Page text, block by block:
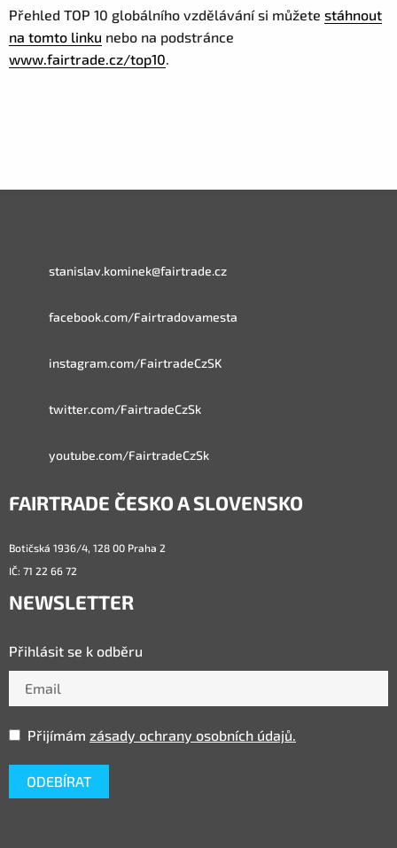
Přehled TOP 10 globálního vzdělávání si můžete stáhnout
na tomto linku nebo na podstránce
www.fairtrade.cz/top10.
stanislav.kominek@fairtrade.cz
facebook.com/Fairtradovamesta
instagram.com/FairtradeCzSK
twitter.com/FairtradeCzSk
youtube.com/FairtradeCzSk
FAIRTRADE ČESKO A SLOVENSKO
Botičská 1936/4, 128 00 Praha 2
IČ: 71 22 66 72
NEWSLETTER
Přihlásit se k odběru
Přijímám zásady ochrany osobních údajů.